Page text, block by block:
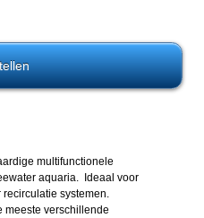
multifunctionele
aquaria. Ideaal voor
systemen.
meeste verschillende